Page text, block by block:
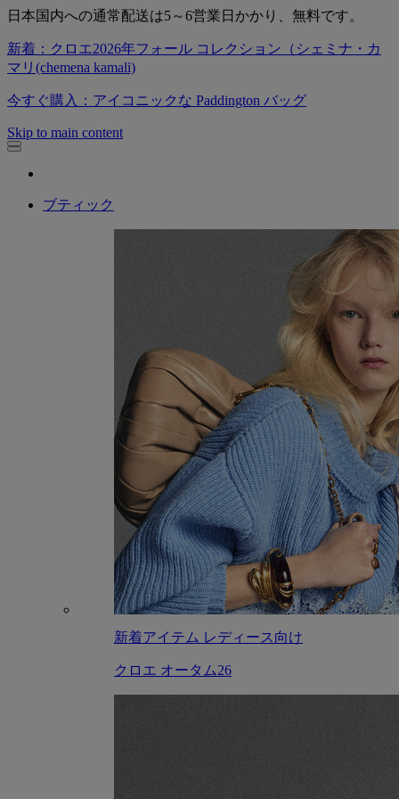
日本国内への通常配送は5～6営業日かかり、無料です。
新着：クロエ2026年フォール コレクション（シェミナ・カ
マリ(chemena kamali)
今すぐ購入：アイコニックな Paddington バッグ
Skip to main content
ブティック
新着アイテム レディース向け
クロエ オータム26